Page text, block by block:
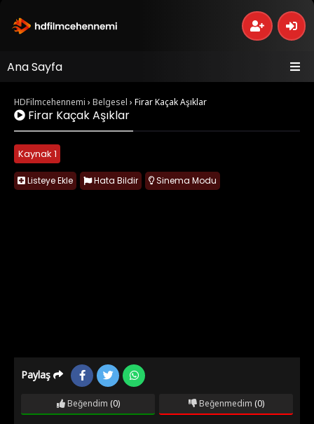
Ana Sayfa
HDFilmcehennemi › Belgesel › Firar Kaçak Aşıklar
Firar Kaçak Aşıklar
Kaynak 1
Listeye Ekle Hata Bildir Sinema Modu
Paylaş
Beğendim (0) Beğenmedim (0)